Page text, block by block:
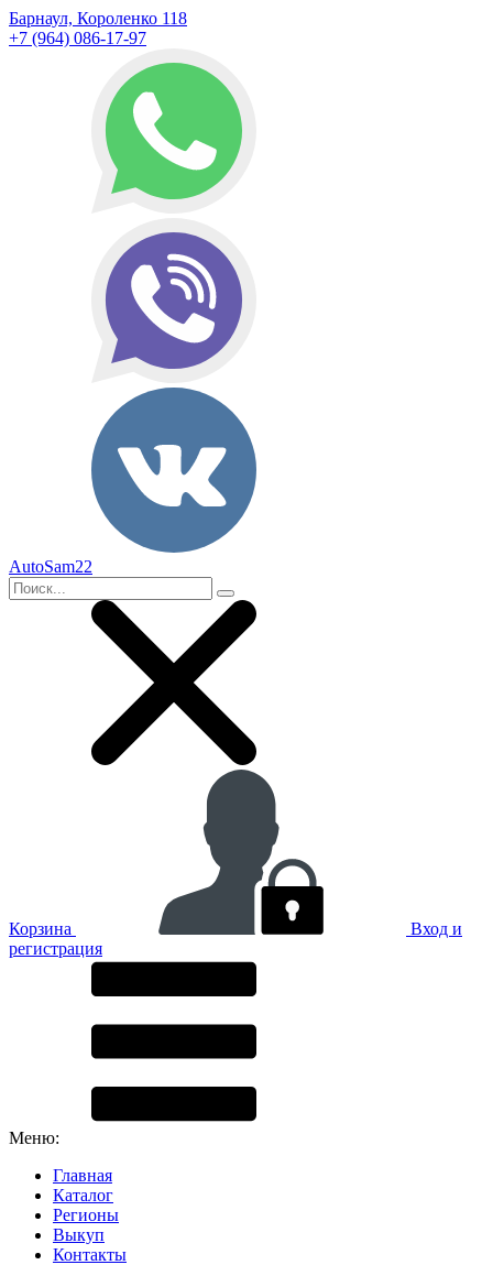
Барнаул, Короленко 118
+7 (964) 086-17-97
AutoSam22
Корзина
Вход и
регистрация
Меню:
Главная
Каталог
Регионы
Выкуп
Контакты